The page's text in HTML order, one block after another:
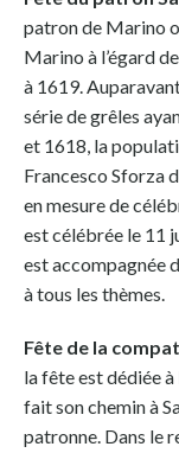
patron de Marino
Marino à l’égard
à 1619.
série de grêles
et 1618, la
Francesco Sforza
en mesure de
est célébrée le 11
est accompagnée
à tous les thèmes.
Fête de la
la fête est dédiée
fait son chemin à
patronne. Dans le